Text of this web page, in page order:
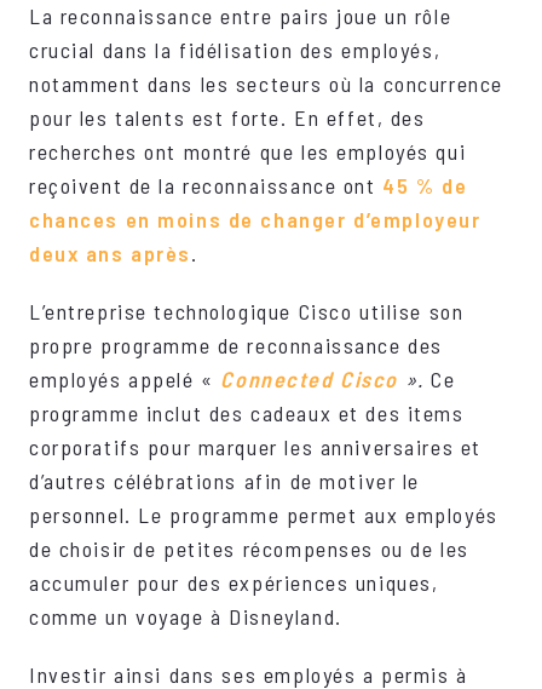
La reconnaissance entre pairs joue un rôle
crucial dans la fidélisation des employés,
notamment dans les secteurs où la concurrence
pour les talents est forte. En effet, des
recherches ont montré que les employés qui
reçoivent de la reconnaissance ont 45 % de
chances en moins de changer d’employeur
deux ans après.
L’entreprise technologique Cisco utilise son
propre programme de reconnaissance des
employés appelé « Connected Cisco ». Ce
programme inclut des cadeaux et des items
corporatifs pour marquer les anniversaires et
d’autres célébrations afin de motiver le
personnel. Le programme permet aux employés
de choisir de petites récompenses ou de les
accumuler pour des expériences uniques,
comme un voyage à Disneyland.
Investir ainsi dans ses employés a permis à